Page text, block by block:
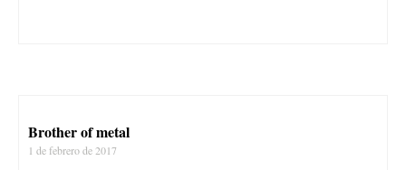
Brother of metal
1 de febrero de 2017